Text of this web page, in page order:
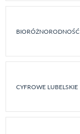
BIORÓŻNORODNOŚĆ
CYFROWE LUBELSKIE